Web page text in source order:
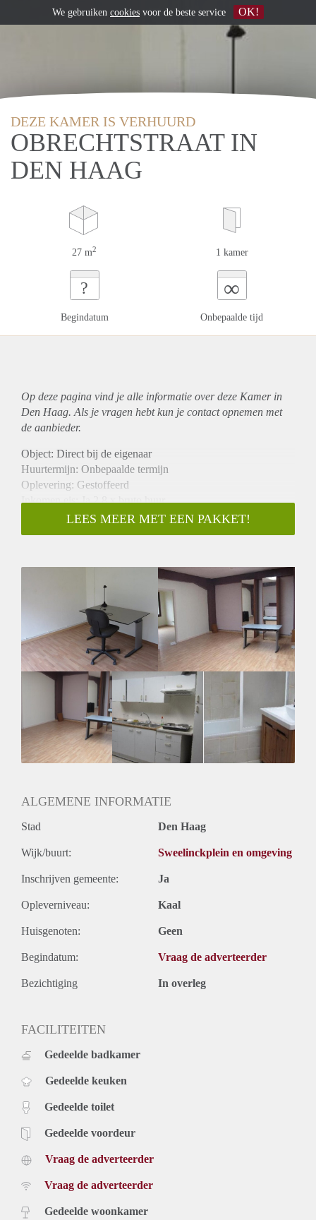
DEZE KAMER IS VERHUURD
OBRECHTSTRAAT IN
DEN HAAG
27 m2 1 kamer
?
Begindatum
∞
Onbepaalde tijd
Op deze pagina vind je alle informatie over deze Kamer in
Den Haag. Als je vragen hebt kun je contact opnemen met
de aanbieder.
Object: Direct bij de eigenaar
Huurtermijn: Onbepaalde termijn
Oplevering: Gestoffeerd
Inkomen eis: Ja 2,8 x bruto huur
Garantiestelling mogelijk: Ja
Borg: 1 maand
Gedeelde woonkamer: Nee
Huisgenoten: Nee
Geslacht huisgenoten: N.v.t.
LEES MEER MET EEN PAKKET!
ALGEMENE INFORMATIE
Stad Den Haag
Wijk/buurt: Sweelinckplein en omgeving
Inschrijven gemeente: Ja
Opleverniveau: Kaal
Huisgenoten: Geen
Begindatum: Vraag de adverteerder
Bezichtiging In overleg
FACILITEITEN
Gedeelde badkamer
Gedeelde keuken
Gedeelde toilet
Gedeelde voordeur
Vraag de adverteerder
Vraag de adverteerder
Gedeelde woonkamer
We gebruiken cookies voor de beste service OK!